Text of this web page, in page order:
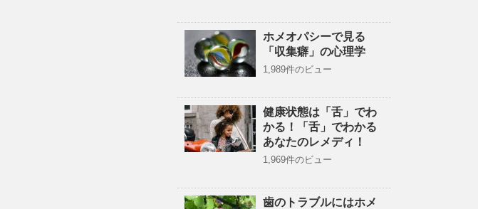
ホメオパシーで見る
「収集癖」の心理学
1,989件のビュー
健康状態は「舌」でわ
かる！「舌」でわかる
あなたのレメディ！
1,969件のビュー
歯のトラブルにはホメ